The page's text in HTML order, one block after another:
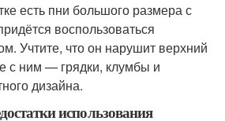
есть пни большого размера с
воспользоваться
Учтите, что он нарушит верхний
с ним — грядки, клумбы и
дизайна.
использования